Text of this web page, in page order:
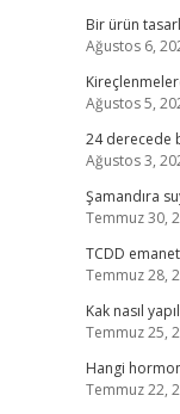
Bir ürün
Ağustos 6,
Ağustos 5,
24 derecede
Ağustos 3,
Şamandıra
Temmuz 30,
TCDD
Temmuz 28,
Kak nasıl
Temmuz 25,
Hangi
Temmuz 22,